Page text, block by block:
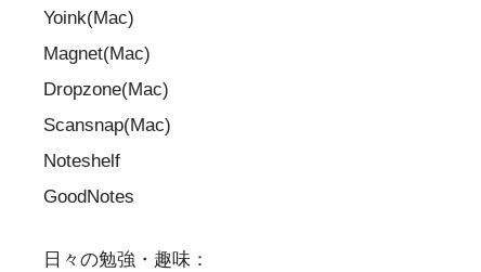
Yoink(Mac)
Magnet(Mac)
Dropzone(Mac)
Scansnap(Mac)
Noteshelf
GoodNotes
日々の勉強・趣味：